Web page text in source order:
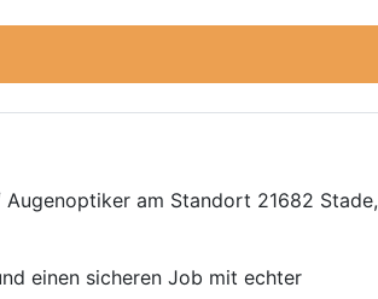
am Standort 21682 Stade,
einen sicheren Job mit echter